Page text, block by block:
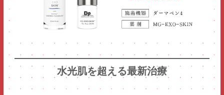
水光肌を超える最新治療